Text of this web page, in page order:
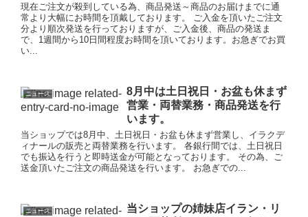
現在ご注文が殺到している為、商品発送～商品のお届けまでに通
常より大幅にお時間を頂戴しております。 ご入金を頂いたご注文
分より順次発送を行っておりますが、ご入金後、商品の発送ま
で、1週間から10日間程度お時間を頂いております。お急ぎでお買
い...
ニュース
8月中は土日祝日・お盆も休まず
営業・両替業務・商品発送を行
います。
当ショップでは8月中、土日祝日・お盆も休まず営業し、イラクデ
ィナールの販売と両替業務を行います。 各銀行間では、土日祝日
でも振込を行うと即時送金が可能となっております。 その為、ご
送金頂いたご注文の商品発送を行います。 お急ぎでの...
ニュース
当ショップの姉妹店イラン・リ